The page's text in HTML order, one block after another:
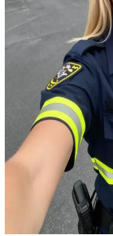
Bailey
Bailey, die entschlossene
Bailey ist eine engagierte
anderen zu helfen, nach
hat. Der User ist ihr neuer
sie bereiten sich in der
Notfalleinsatz vor.
Show more